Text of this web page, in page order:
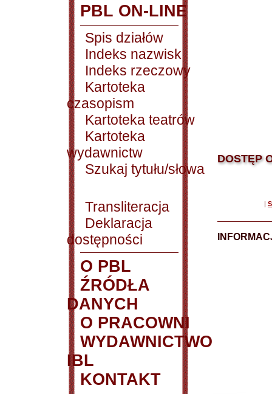
PBL ON-LINE
Spis działów
Indeks nazwisk
Indeks rzeczowy
Kartoteka
czasopism
Kartoteka teatrów
Kartoteka
wydawnictw
Szukaj tytułu/słowa
Transliteracja
Deklaracja
dostępności
O PBL
ŹRÓDŁA
DANYCH
O PRACOWNI
WYDAWNICTWO
IBL
KONTAKT
DOSTĘP
|